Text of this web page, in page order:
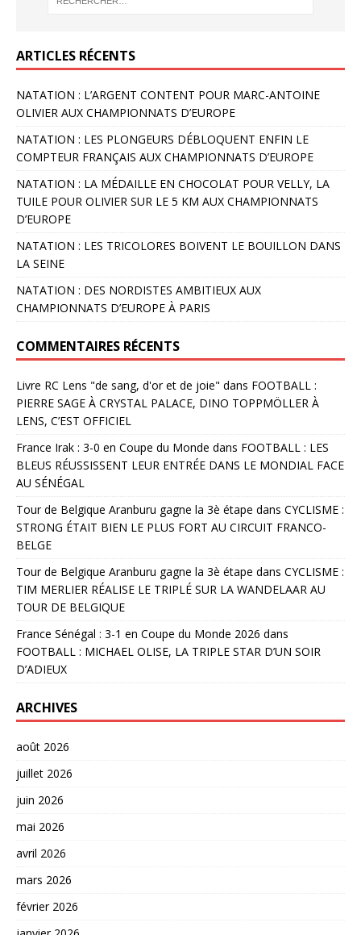
ARTICLES RÉCENTS
NATATION : L’ARGENT CONTENT POUR MARC-ANTOINE
OLIVIER AUX CHAMPIONNATS D’EUROPE
NATATION : LES PLONGEURS DÉBLOQUENT ENFIN LE
COMPTEUR FRANÇAIS AUX CHAMPIONNATS D’EUROPE
NATATION : LA MÉDAILLE EN CHOCOLAT POUR VELLY, LA
TUILE POUR OLIVIER SUR LE 5 KM AUX CHAMPIONNATS
D’EUROPE
NATATION : LES TRICOLORES BOIVENT LE BOUILLON DANS
LA SEINE
NATATION : DES NORDISTES AMBITIEUX AUX
CHAMPIONNATS D’EUROPE À PARIS
COMMENTAIRES RÉCENTS
Livre RC Lens "de sang, d'or et de joie" dans FOOTBALL :
PIERRE SAGE À CRYSTAL PALACE, DINO TOPPMÖLLER À
LENS, C’EST OFFICIEL
France Irak : 3-0 en Coupe du Monde dans FOOTBALL : LES
BLEUS RÉUSSISSENT LEUR ENTRÉE DANS LE MONDIAL FACE
AU SÉNÉGAL
Tour de Belgique Aranburu gagne la 3è étape dans CYCLISME :
STRONG ÉTAIT BIEN LE PLUS FORT AU CIRCUIT FRANCO-
BELGE
Tour de Belgique Aranburu gagne la 3è étape dans CYCLISME :
TIM MERLIER RÉALISE LE TRIPLÉ SUR LA WANDELAAR AU
TOUR DE BELGIQUE
France Sénégal : 3-1 en Coupe du Monde 2026 dans
FOOTBALL : MICHAEL OLISE, LA TRIPLE STAR D’UN SOIR
D’ADIEUX
ARCHIVES
août 2026
juillet 2026
juin 2026
mai 2026
avril 2026
mars 2026
février 2026